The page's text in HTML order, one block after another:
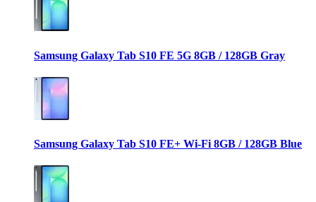
Samsung Galaxy Tab S10 FE 5G 8GB / 128GB Gray
Samsung Galaxy Tab S10 FE+ Wi-Fi 8GB / 128GB Blue